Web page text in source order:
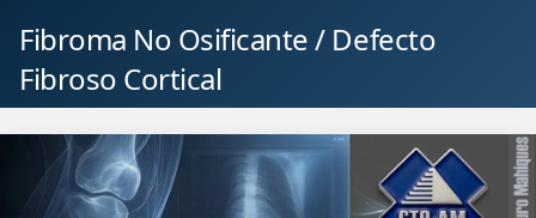
Fibroma No Osificante / Defecto
Fibroso Cortical